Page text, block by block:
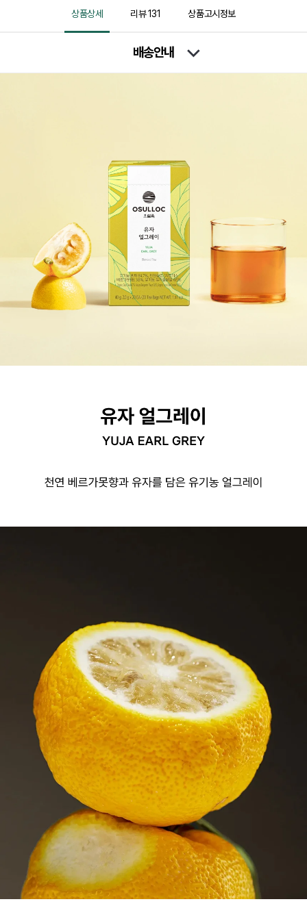
상품상세 리뷰131 상품고시정보
배송안내